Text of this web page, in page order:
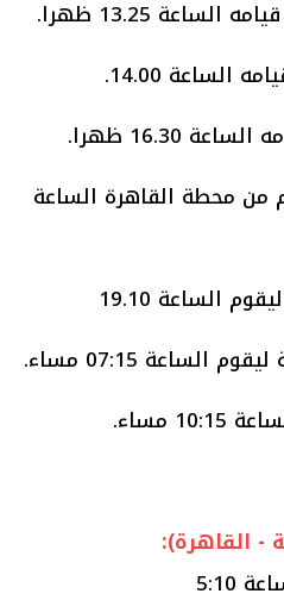
قيام من محطة القاهرة الساعة
- القاهرة):